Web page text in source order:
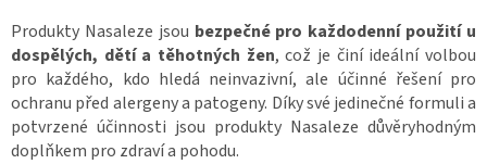
Produkty Nasaleze jsou bezpečné pro každodenní použití u
dospělých, dětí a těhotných žen, což je činí ideální volbou
pro každého, kdo hledá neinvazivní, ale účinné řešení pro
ochranu před alergeny a patogeny. Díky své jedinečné formuli a
potvrzené účinnosti jsou produkty Nasaleze důvěryhodným
doplňkem pro zdraví a pohodu.